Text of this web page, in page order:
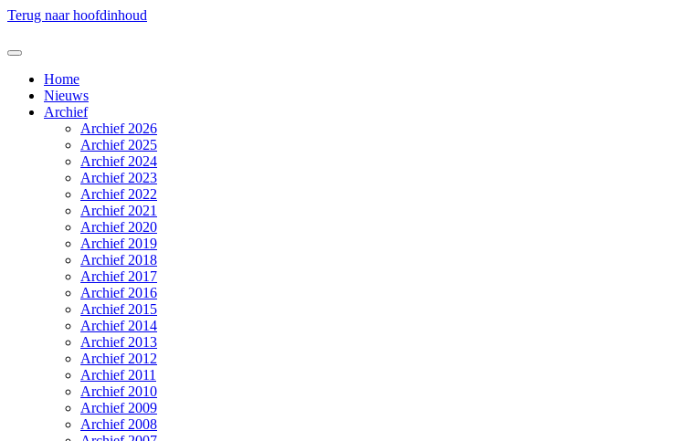
Terug naar hoofdinhoud
Home
Nieuws
Archief
Archief 2026
Archief 2025
Archief 2024
Archief 2023
Archief 2022
Archief 2021
Archief 2020
Archief 2019
Archief 2018
Archief 2017
Archief 2016
Archief 2015
Archief 2014
Archief 2013
Archief 2012
Archief 2011
Archief 2010
Archief 2009
Archief 2008